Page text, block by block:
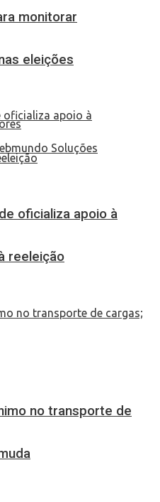
monitorar
eleições
oficializa apoio à
reeleição
no transporte de
Soluções